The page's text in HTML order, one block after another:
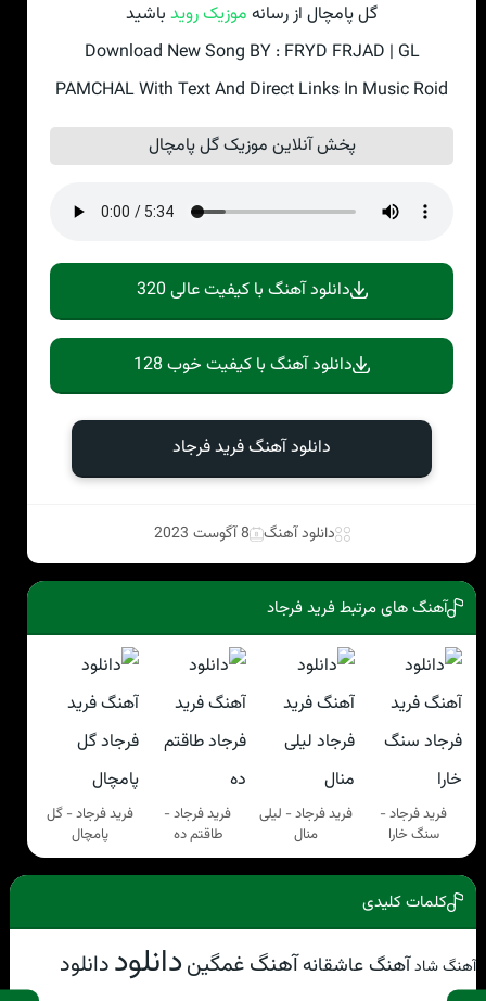
گل پامچال از رسانه موزیک روید باشید
Download New Song BY : FRYD FRJAD | GL
PAMCHAL With Text And Direct Links In Music Roid
پخش آنلاین موزیک گل پامچال
دانلود آهنگ با کیفیت عالی 320
دانلود آهنگ با کیفیت خوب 128
دانلود آهنگ فرید فرجاد
دانلود آهنگ 8 آگوست 2023
آهنگ های مرتبط فرید فرجاد
فرید فرجاد -
سنگ خارا
فرید فرجاد - لیلی
منال
فرید فرجاد -
طاقتم ده
فرید فرجاد - گل
پامچال
کلمات کلیدی
آهنگ شادآهنگ عاشقانهآهنگ غمگیندانلوددانلود